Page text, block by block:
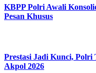
KBPP Polri Awali
Pesan Khusus
Prestasi Jadi Kunci,
Akpol 2026